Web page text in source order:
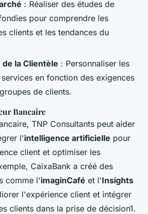
: Réaliser des études de
pour comprendre les
clients et les tendances du
la Clientèle : Personnaliser les
en fonction des exigences
de clients.
Bancaire
TNP Consultants peut aider
l'intelligence artificielle pour
client et optimiser les
CaixaBank a créé des
comme l'imaginCafé et l'Insights
l'expérience client et intégrer
clients dans la prise de décision1.